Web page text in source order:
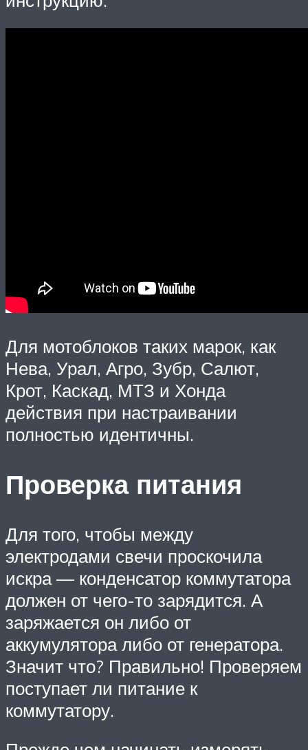
Для мотоблоков таких марок, как
Нева, Урал, Агро, Зубр, Салют,
Крот, Каскад, МТЗ и Хонда
действия при настраивании
полностью идентичны.
Проверка питания
Для того, чтобы между
электродами свечи проскочила
искра — конденсатор коммутатора
должен от чего-то зарядится. А
заряжается он либо от
аккумулятора либо от генератора.
Значит что? Правильно! Проверяем
поступает ли питание к
коммутатору.